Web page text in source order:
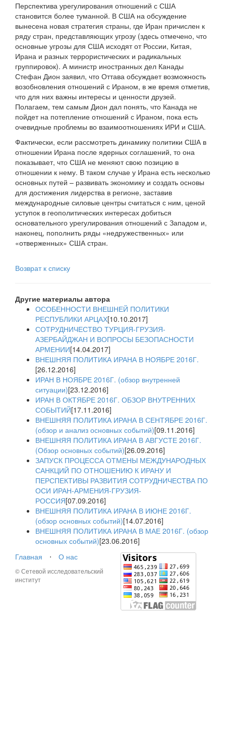
Перспектива урегулирования отношений с США
становится более туманной. В США на обсуждение
вынесена новая стратегия страны, где Иран причислен к
ряду стран, представляющих угрозу (здесь отмечено, что
основные угрозы для США исходят от России, Китая,
Ирана и разных террористических и радикальных
группировок). А министр иностранных дел Канады
Стефан Дион заявил, что Оттава обсуждает возможность
возобновления отношений с Ираном, в же время отметив,
что для них важны интересы и ценности друзей.
Полагаем, тем самым Дион дал понять, что Канада не
пойдет на потепление отношений с Ираном, пока есть
очевидные проблемы во взаимоотношениях ИРИ и США.
Фактически, если рассмотреть динамику политики США в
отношении Ирана после ядерных соглашений, то она
показывает, что США не меняют свою позицию в
отношении к нему. В таком случае у Ирана есть несколько
основных путей – развивать экономику и создать основы
для достижения лидерства в регионе, заставив
международные силовые центры считаться с ним, ценой
уступок в геополитических интересах добиться
основательного урегулирования отношений с Западом и,
наконец, пополнить ряды «недружественных» или
«отверженных» США стран.
Возврат к списку
Другие материалы автора
ОСОБЕННОСТИ ВНЕШНЕЙ ПОЛИТИКИ
РЕСПУБЛИКИ АРЦАХ[10.10.2017]
СОТРУДНИЧЕСТВО ТУРЦИЯ-ГРУЗИЯ-
АЗЕРБАЙДЖАН И ВОПРОСЫ БЕЗОПАСНОСТИ
АРМЕНИИ[14.04.2017]
ВНЕШНЯЯ ПОЛИТИКА ИРАНА В НОЯБРЕ 2016Г.
[26.12.2016]
ИРАН В НОЯБРЕ 2016Г. (обзор внутренней
ситуации)[23.12.2016]
ИРАН В ОКТЯБРЕ 2016Г. ОБЗОР ВНУТРЕННИХ
СОБЫТИЙ[17.11.2016]
ВНЕШНЯЯ ПОЛИТИКА ИРАНА В СЕНТЯБРЕ 2016Г.
(обзор и анализ основных событий)[09.11.2016]
ВНЕШНЯЯ ПОЛИТИКА ИРАНА В АВГУСТЕ 2016Г.
(Обзор основных событий)[26.09.2016]
ЗАПУСК ПРОЦЕССА ОТМЕНЫ МЕЖДУНАРОДНЫХ
САНКЦИЙ ПО ОТНОШЕНИЮ К ИРАНУ И
ПЕРСПЕКТИВЫ РАЗВИТИЯ СОТРУДНИЧЕСТВА ПО
ОСИ ИРАН-АРМЕНИЯ-ГРУЗИЯ-
РОССИЯ[07.09.2016]
ВНЕШНЯЯ ПОЛИТИКА ИРАНА В ИЮНЕ 2016Г.
(обзор основных событий)[14.07.2016]
ВНЕШНЯЯ ПОЛИТИКА ИРАНА В МАЕ 2016Г. (обзор
основных событий)[23.06.2016]
Главная
⋅ О нас
© Сетевой исследовательский
институт